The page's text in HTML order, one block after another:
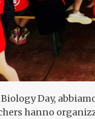
Day,
hanno